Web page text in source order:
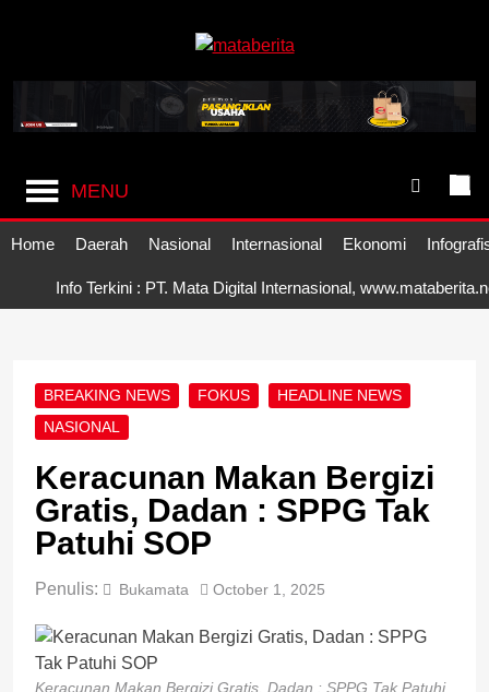
Mataberita
MENU
Home Daerah Nasional Internasional Ekonomi
Info Terkini : PT. Mata Digital Internasional,
BREAKING NEWS FOKUS
HEADLINE NEWS
NASIONAL
Keracunan Makan Bergizi
Gratis, Dadan : SPPG Tak
Patuhi SOP
Penulis: Bukamata October 1, 2025
Keracunan Makan Bergizi Gratis, Dadan : SPPG Tak Patuhi